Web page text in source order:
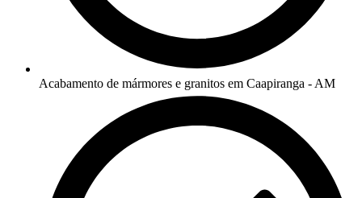
Acabamento de mármores e granitos em Caapiranga - AM